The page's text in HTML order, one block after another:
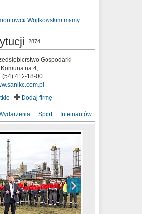
Wojtkowskim mamy..
2874
Gospodarki
Komunalna 4,
(54) 412-18-00
Dodaj firmę
Sport Internautów
mamy strach
FOOTAGE
Włocławek VIII
r.